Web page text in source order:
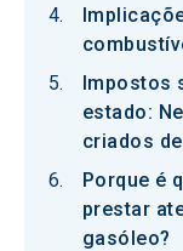
Impostos
estado:
criados
Porque é
prestar
gasóleo?